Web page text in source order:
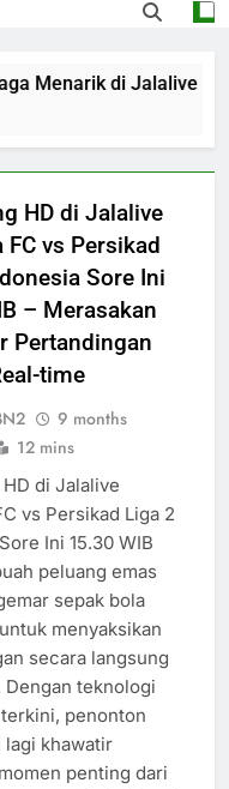
di Jalalive
HD di Jalalive
FC vs Persikad
Sore Ini
– Merasakan
Pertandingan
time
9 months
12 mins
di Jalalive
vs Persikad Liga 2
Ini 15.30 WIB
peluang emas
sepak bola
menyaksikan
secara langsung
Dengan teknologi
penonton
khawatir
penting dari